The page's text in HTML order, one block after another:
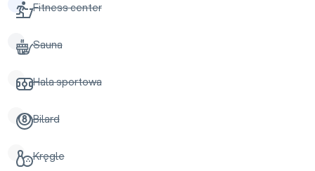
Fitness center
Sauna
Hala sportowa
Bilard
Kręgle